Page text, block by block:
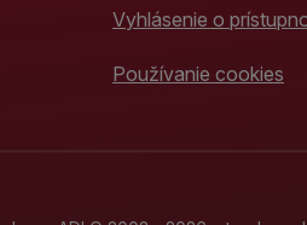
Vyhlásenie o
Používanie cookies